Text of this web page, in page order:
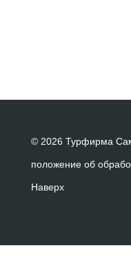
© 2026 Турфирма
положение об
Наверх